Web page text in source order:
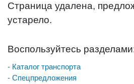
Страница удалена,
устарело.
Воспользуйтесь
- Каталог транспорта
- Спецпредложения